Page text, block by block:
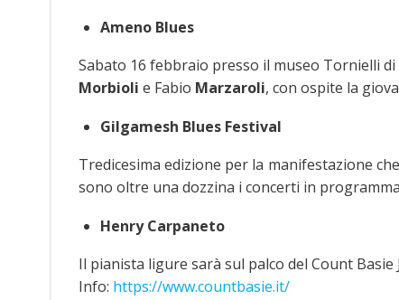
Ameno Blues
Sabato 16 febbraio presso il museo Tornielli
Morbioli e Fabio Marzaroli, con ospite la
Gilgamesh Blues Festival
Tredicesima edizione per la manifestazione
sono oltre una dozzina i concerti in
Henry Carpaneto
Il pianista ligure sarà sul palco del Count Basie
Info: https://www.countbasie.it/